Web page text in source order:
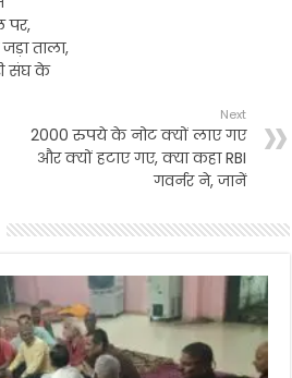
पर,
ताला,
संघ के
Next
2000 रुपये के नोट क्यों लाए गए
और क्यों हटाए गए, क्या कहा RBI
गवर्नर ने, जानें